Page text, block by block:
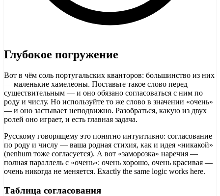
Глубокое погружение
Вот в чём соль португальских кванторов: большинство из них
— маленькие хамелеоны. Поставьте такое слово перед
существительным — и оно обязано согласоваться с ним по
роду и числу. Но используйте то же слово в значении «очень»
— и оно застывает неподвижно. Разобраться, какую из двух
ролей оно играет, и есть главная задача.
Русскому говорящему это понятно интуитивно: согласование
по роду и числу — ваша родная стихия, как и идея «никакой»
(nenhum тоже согласуется). А вот «заморозка» наречия —
полная параллель с «очень»: очень хорошо, очень красивая —
очень никогда не меняется. Exactly the same logic works here.
Таблица согласования